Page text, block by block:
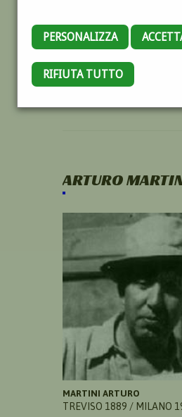
PERSONALIZZA
RIFIUTA TUTTO
ARTURO
MARTINI ARTURO
TREVISO 1889 / MILANO